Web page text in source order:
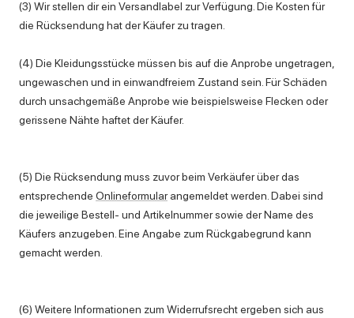
(3) Wir stellen dir ein Versandlabel zur Verfügung. Die Kosten für
die Rücksendung hat der Käufer zu tragen.
(4) Die Kleidungsstücke müssen bis auf die Anprobe ungetragen,
ungewaschen und in einwandfreiem Zustand sein. Für Schäden
durch unsachgemäße Anprobe wie beispielsweise Flecken oder
gerissene Nähte haftet der Käufer.
(5) Die Rücksendung muss zuvor beim Verkäufer über das
entsprechende Onlineformularangemeldet werden. Dabei sind
die jeweilige Bestell- und Artikelnummer sowie der Name des
Käufers anzugeben. Eine Angabe zum Rückgabegrund kann
gemacht werden.
(6) Weitere Informationen zum Widerrufsrecht ergeben sich aus